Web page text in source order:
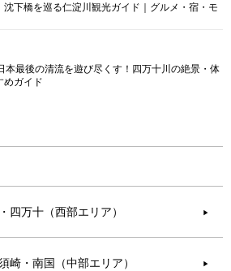
下橋を巡る仁淀川観光ガイド｜グルメ・宿・モ
本最後の清流を遊び尽くす！四万十川の絶景・体
めガイド
四万十（西部エリア） ▶︎
崎・南国（中部エリア） ▶︎